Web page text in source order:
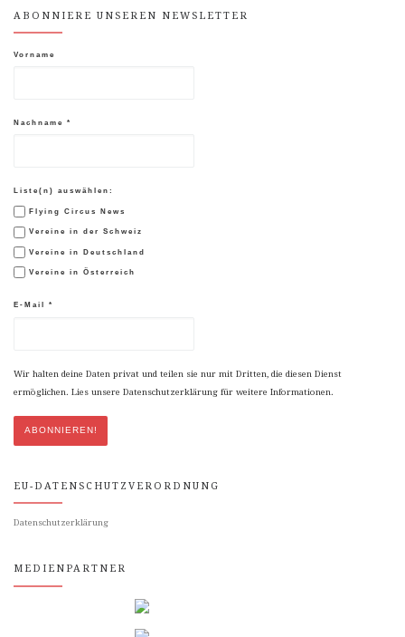
ABONNIERE UNSEREN NEWSLETTER
Vorname
Nachname *
Liste(n) auswählen:
Flying Circus News
Vereine in der Schweiz
Vereine in Deutschland
Vereine in Österreich
E-Mail *
Wir halten deine Daten privat und teilen sie nur mit Dritten, die diesen Dienst
ermöglichen. Lies unsere Datenschutzerklärung für weitere Informationen.
EU-DATENSCHUTZVERORDNUNG
Datenschutzerklärung
MEDIENPARTNER